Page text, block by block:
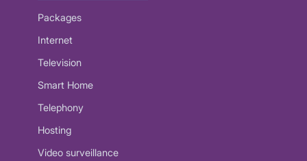
Packages
Internet
Television
Smart Home
Telephony
Hosting
Video surveillance